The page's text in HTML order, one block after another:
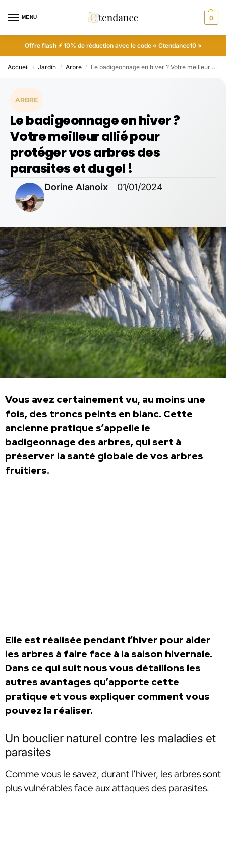
MENU 0
Offre flash ⚡ 10% de réduction avec le code « Ctendance10 »
Accueil / Jardin / Arbre / Le badigeonnage en hiver ? Votre meilleur allié pour protéger vos arbres des parasites et du gel !
ARBRE
Le badigeonnage en hiver ?
Votre meilleur allié pour
protéger vos arbres des
parasites et du gel !
Dorine Alanoix 01/01/2024
Vous avez certainement vu, au moins une
fois, des troncs peints en blanc. Cette
ancienne pratique s’appelle le
badigeonnage des arbres, qui sert à
préserver la santé globale de vos arbres
fruitiers.
Elle est réalisée pendant l’hiver pour aider
les arbres à faire face à la saison hivernale.
Dans ce qui suit nous vous détaillons les
autres avantages qu’apporte cette
pratique et vous expliquer comment vous
pouvez la réaliser.
Un bouclier naturel contre les maladies et
parasites
Comme vous le savez, durant l’hiver, les arbres sont
plus vulnérables face aux attaques des parasites.